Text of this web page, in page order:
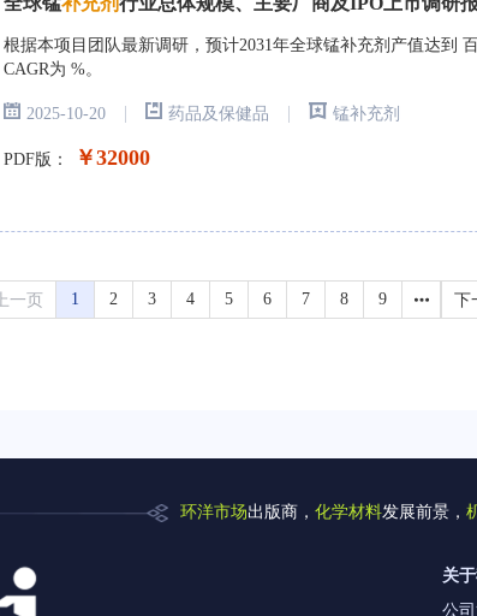
根据本项目团队最新调研，预计2031年全球锰补充剂产值达到
CAGR为 %。
2025-10-20 | 药品及保健品 | 锰补充剂
PDF版： ￥32000
上一页 1 2 3 4 5 6 7 8 9 下
环洋市场出版商， 化学材料发展前景，
关
公